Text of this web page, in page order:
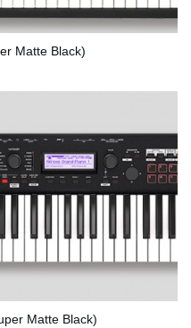
Matte Black)
Matte Black)